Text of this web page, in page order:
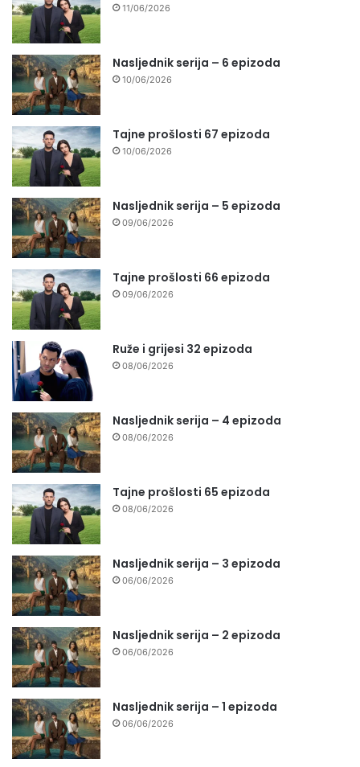
11/06/2026
Nasljednik serija – 6 epizoda
10/06/2026
Tajne prošlosti 67 epizoda
10/06/2026
Nasljednik serija – 5 epizoda
09/06/2026
Tajne prošlosti 66 epizoda
09/06/2026
Ruže i grijesi 32 epizoda
08/06/2026
Nasljednik serija – 4 epizoda
08/06/2026
Tajne prošlosti 65 epizoda
08/06/2026
Nasljednik serija – 3 epizoda
06/06/2026
Nasljednik serija – 2 epizoda
06/06/2026
Nasljednik serija – 1 epizoda
06/06/2026